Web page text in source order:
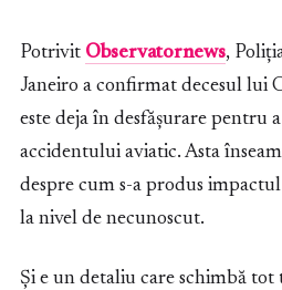
Potrivit Observatornews,
Janeiro a confirmat decesul lui
este deja în desfășurare pentru
accidentului aviatic. Asta
despre cum s-a produs
la nivel de necunoscut.
Și e un detaliu care schimbă